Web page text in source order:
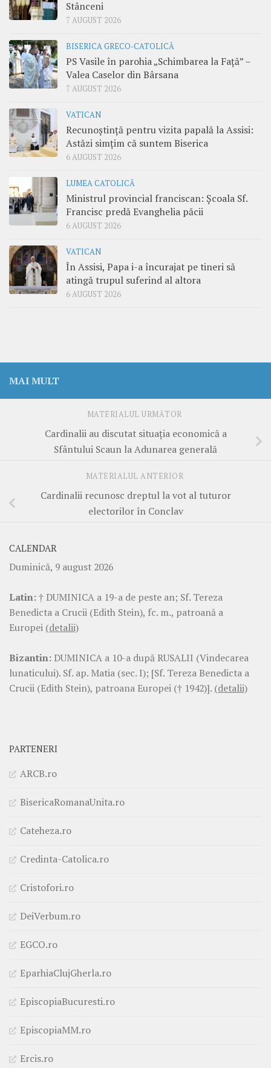
Stânceni
7 AUGUST 2026
BISERICA GRECO-CATOLICĂ
PS Vasile în parohia „Schimbarea la Față” –
Valea Caselor din Bârsana
7 AUGUST 2026
VATICAN
Recunoștință pentru vizita papală la Assisi:
Astăzi simțim că suntem Biserica
6 AUGUST 2026
LUMEA CATOLICĂ
Ministrul provincial franciscan: Școala Sf.
Francisc predă Evanghelia păcii
6 AUGUST 2026
VATICAN
În Assisi, Papa i-a încurajat pe tineri să
atingă trupul suferind al altora
6 AUGUST 2026
MAI MULT
MATERIALUL URMĂTOR
Cardinalii au discutat situația economică a
Sfântului Scaun la Adunarea generală
MATERIALUL ANTERIOR
Cardinalii recunosc dreptul la vot al tuturor
electorilor în Conclav
CALENDAR
Duminică, 9 august 2026
Latin:† DUMINICA a 19-a de peste an; Sf. Tereza
Benedicta a Crucii (Edith Stein), fc. m., patroană a
Europei (detalii)
Bizantin: DUMINICA a 10-a după RUSALII (Vindecarea
lunaticului). Sf. ap. Matia (sec. I); [Sf. Tereza Benedicta a
Crucii (Edith Stein), patroana Europei († 1942)]. (detalii)
PARTENERI
ARCB.ro
BisericaRomanaUnita.ro
Cateheza.ro
Credinta-Catolica.ro
Cristofori.ro
DeiVerbum.ro
EGCO.ro
EparhiaClujGherla.ro
EpiscopiaBucuresti.ro
EpiscopiaMM.ro
Ercis.ro